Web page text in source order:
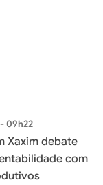
09h22
Xaxim debate
com